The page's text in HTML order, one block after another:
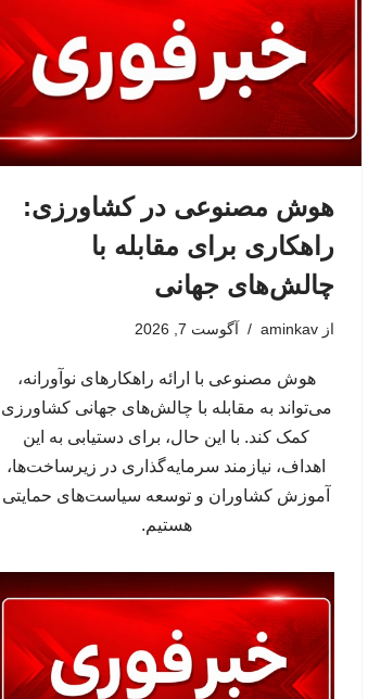
هوش مصنوعی در کشاورزی:
راهکاری برای مقابله با
چالش‌های جهانی
از aminkav آگوست 7, 2026
هوش مصنوعی با ارائه راهکارهای نوآورانه،
می‌تواند به مقابله با چالش‌های جهانی کشاورزی
کمک کند. با این حال، برای دستیابی به این
اهداف، نیازمند سرمایه‌گذاری در زیرساخت‌ها،
آموزش کشاوران و توسعه سیاست‌های حمایتی
هستیم.